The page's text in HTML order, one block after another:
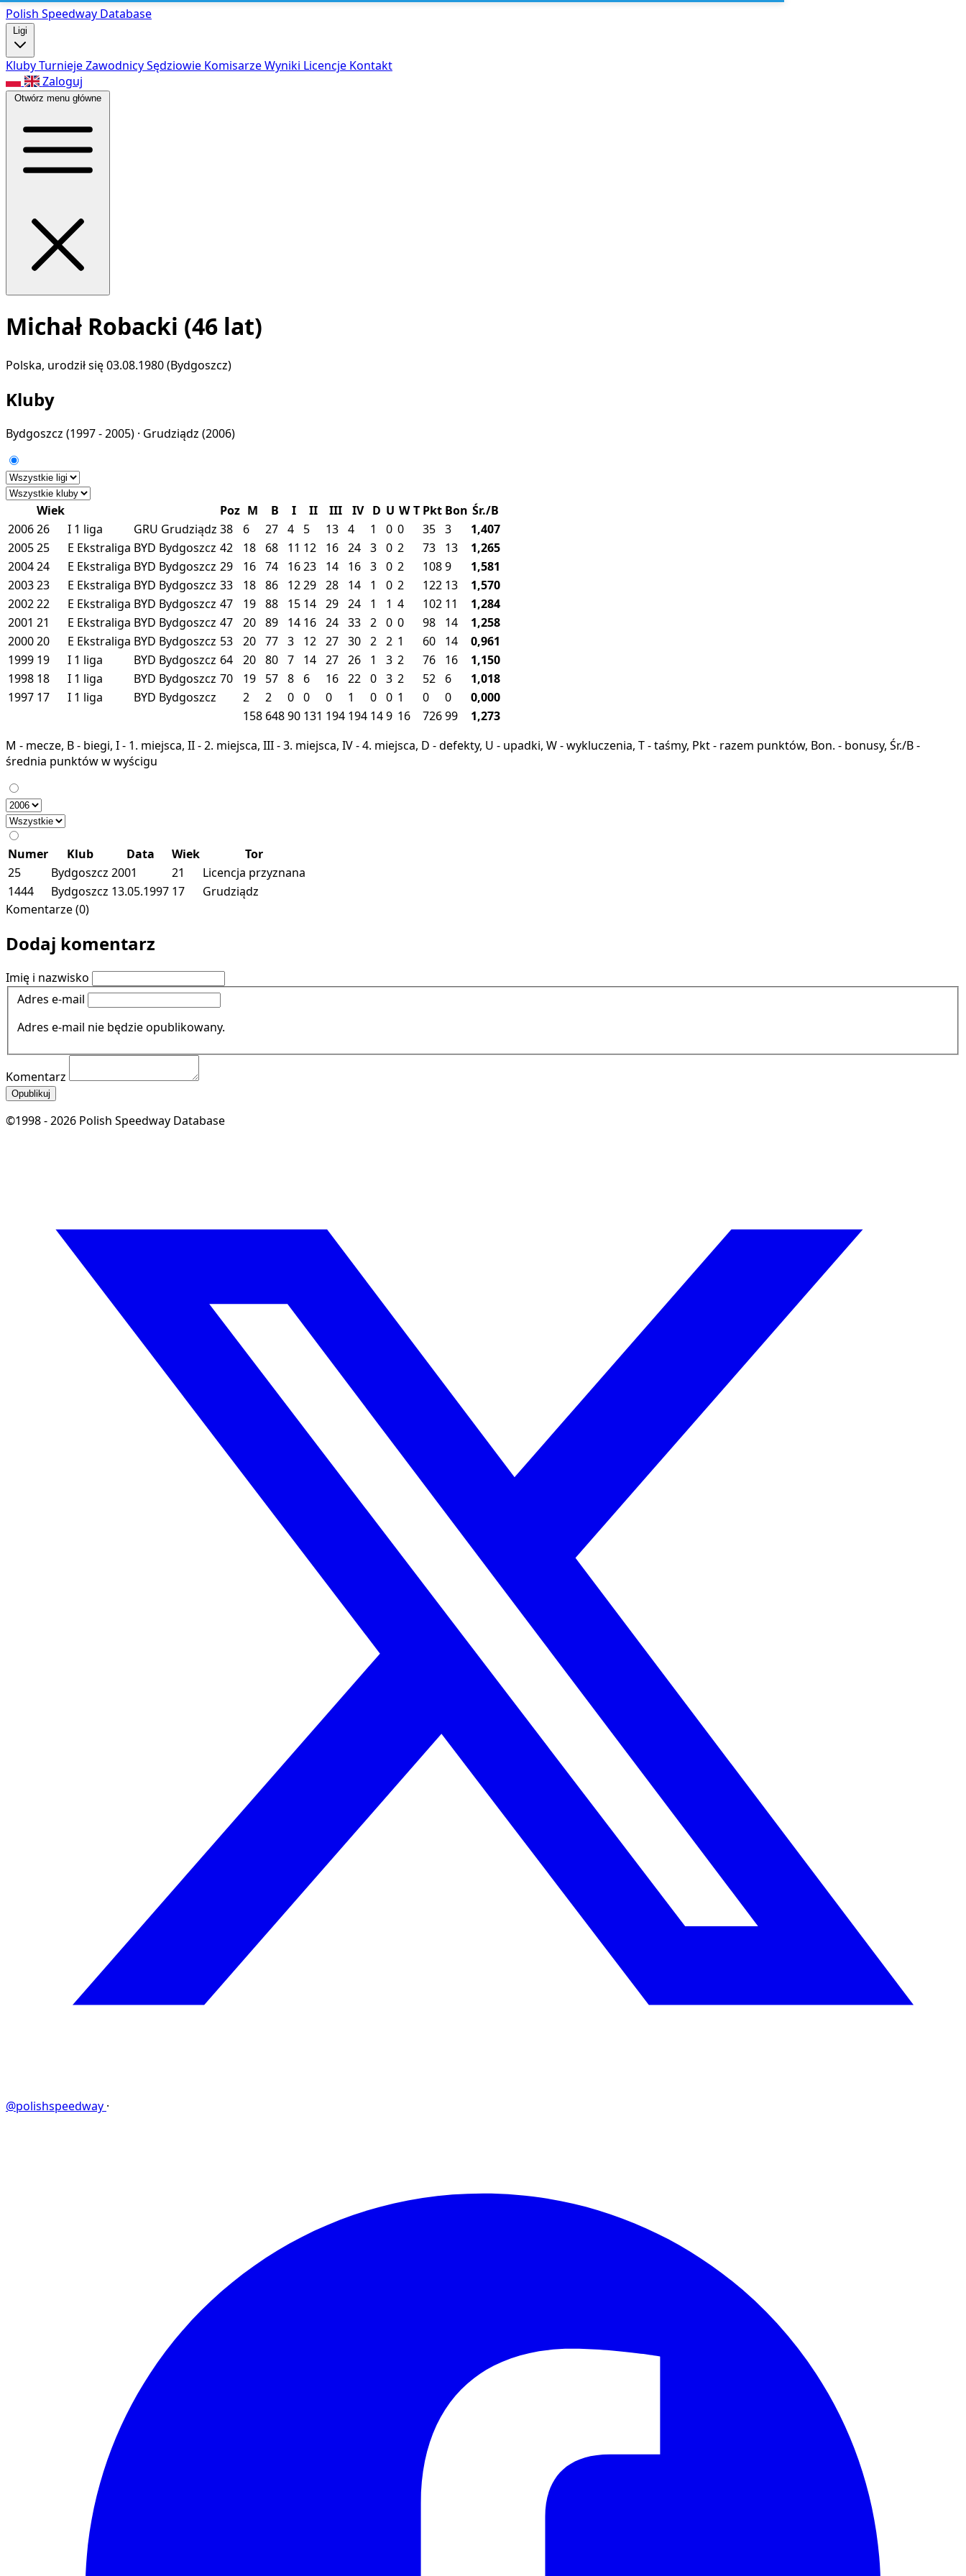
Polish Speedway Database
Ligi
KlubyTurniejeZawodnicySędziowie KomisarzeWyniki Licencje Kontakt
Zaloguj
Otwórz menu główne
Michał Robacki (46 lat)
Polska, urodził się 03.08.1980 (Bydgoszcz)
Kluby
Bydgoszcz (1997 - 2005) · Grudziądz (2006)
Wiek Poz M B I II III IV D U W T Pkt Bon Śr./B
200626 I 1 liga GRU Grudziądz 38 6 27 4 5 13 4 1 0 0 35 3
1,407
200525 E Ekstraliga BYD Bydgoszcz 42 18 68 11 12 16 24 3 0 2 73 13
1,265
200424 E Ekstraliga BYD Bydgoszcz 29 16 74 1623 14 16 3 0 2 1089
1,581
200323 E Ekstraliga BYD Bydgoszcz 33 18 86 1229 28 14 1 0 2 122 13
1,570
200222 E Ekstraliga BYD Bydgoszcz 47 19 88 15 14 29 24 1 1 4 102 11
1,284
2001 21 E Ekstraliga BYD Bydgoszcz 47 20 89 14 16 24 33 2 0 0 98 14
1,258
200020 E Ekstraliga BYD Bydgoszcz 53 20 77 3 12 27 30 2 2 1 60 14
0,961
1999 19 I 1 liga BYD Bydgoszcz 64 20 80 7 14 27 26 1 3 2 76 16
1,150
1998 18 I 1 liga BYD Bydgoszcz 70 19 57 8 6 16 22 0 3 2 52 6
1,018
1997 17 I 1 liga BYD Bydgoszcz 2 2 0 0 0 1 0 0 1 0 0
0,000
158 64890 131 194 194 149 16 72699
1,273
M - mecze, B - biegi, I - 1. miejsca, II - 2. miejsca, III - 3. miejsca, IV - 4. miejsca, D - defekty, U - upadki, W - wykluczenia, T - taśmy, Pkt - razem punktów, Bon. - bonusy, Śr./B -
średnia punktów w wyścigu
Numer Klub Data Wiek
Tor
25
Bydgoszcz 2001 21
Licencja przyznana
1444
Bydgoszcz 13.05.1997 17
Grudziądz
Komentarze (0)
Dodaj komentarz
Imię i nazwisko
Adres e-mail
Adres e-mail nie będzie opublikowany.
Komentarz
Opublikuj
©1998 - 2026 Polish Speedway Database
@polishspeedway ·